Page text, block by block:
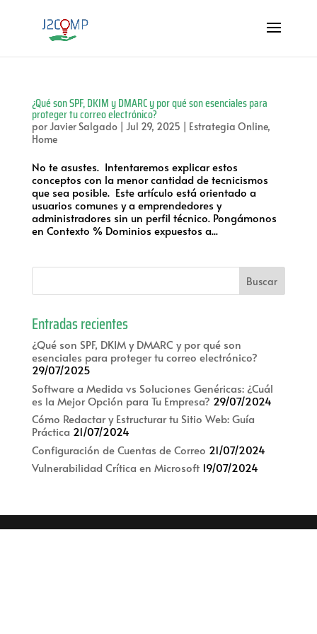
¿Qué son SPF, DKIM y DMARC y por qué son esenciales para
proteger tu correo electrónico?
porJavier Salgado| Jul 29, 2025 | Estrategia Online,
Home
No te asustes. Intentaremos explicar estos
conceptos con la menor cantidad de tecnicismos
que sea posible. Este artículo está orientado a
usuarios comunes y a emprendedores y
administradores sin un perfil técnico. Pongámonos
en Contexto % Dominios expuestos a...
Entradas recientes
¿Qué son SPF, DKIM y DMARC y por qué son
esenciales para proteger tu correo electrónico?
29/07/2025
Software a Medida vs Soluciones Genéricas: ¿Cuál
es la Mejor Opción para Tu Empresa? 29/07/2024
Cómo Redactar y Estructurar tu Sitio Web: Guía
Práctica 21/07/2024
Configuración de Cuentas de Correo 21/07/2024
Vulnerabilidad Crítica en Microsoft 19/07/2024